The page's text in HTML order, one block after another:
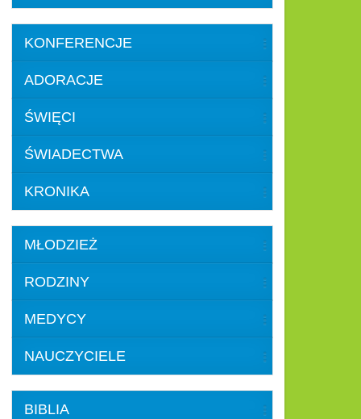
KONFERENCJE
ADORACJE
ŚWIĘCI
ŚWIADECTWA
KRONIKA
MŁODZIEŻ
RODZINY
MEDYCY
NAUCZYCIELE
BIBLIA